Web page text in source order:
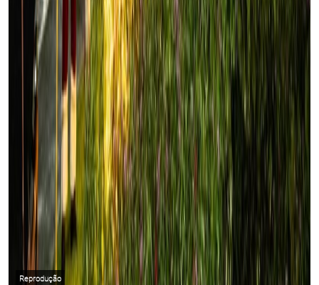
Reprodução